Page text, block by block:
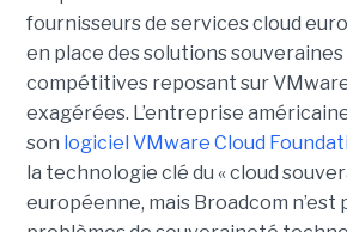
fournisseurs de services cloud
en place des solutions souveraines
compétitives reposant sur
exagérées. L’entreprise
son logiciel VMware Cloud
la technologie clé du « cloud
européenne, mais Broadcom n’est